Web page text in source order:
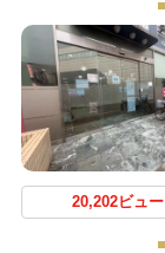
20,202ビュー